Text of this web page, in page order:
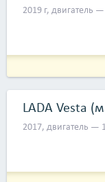
2019 г, двигатель
LADA Vesta
2017, двигатель —